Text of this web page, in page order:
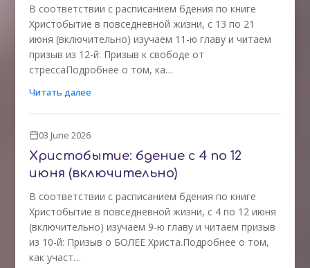
В соответствии с расписанием бдения по книге
Христобытие в повседневной жизни, с 13 по 21
июня (включительно) изучаем 11-ю главу и читаем
призыв из 12-й: Призыв к свободе от
стрессаПодробнее о том, ка…
Читать далее
03 June 2026
Христобытие: бдение с 4 по 12
июня (включительно)
В соответствии с расписанием бдения по книге
Христобытие в повседневной жизни, с 4 по 12 июня
(включительно) изучаем 9-ю главу и читаем призыв
из 10-й: Призыв о БОЛЕЕ Христа.Подробнее о том,
как участ…